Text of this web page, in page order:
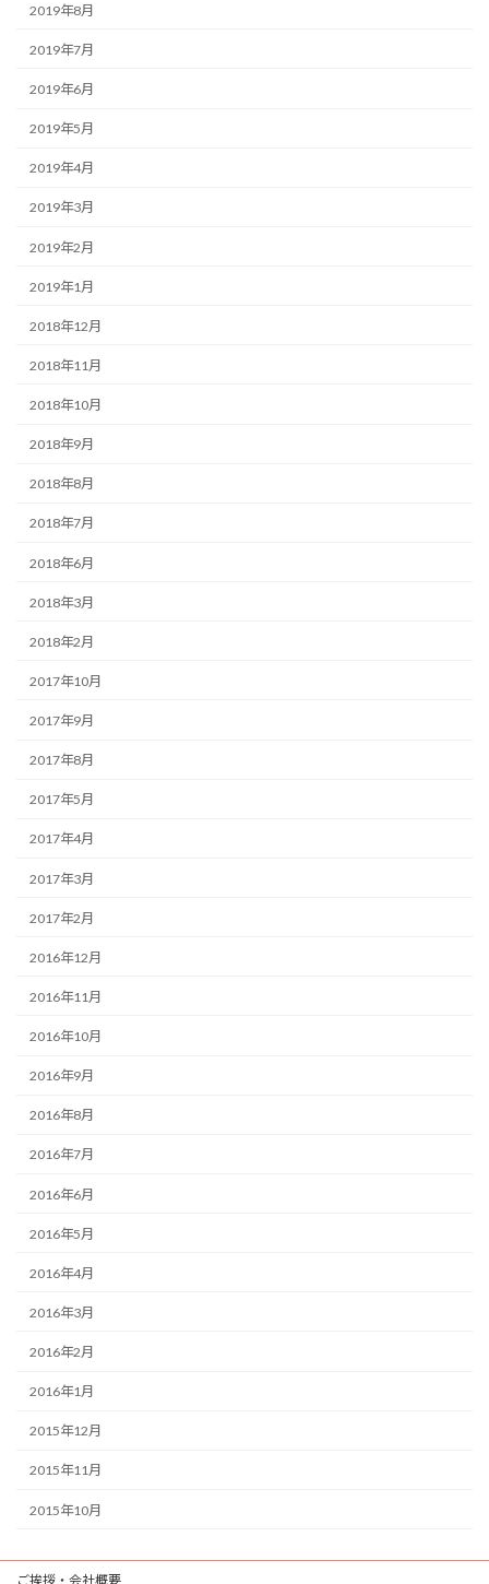
2019年8月
2019年7月
2019年6月
2019年5月
2019年4月
2019年3月
2019年2月
2019年1月
2018年12月
2018年11月
2018年10月
2018年9月
2018年8月
2018年7月
2018年6月
2018年3月
2018年2月
2017年10月
2017年9月
2017年8月
2017年5月
2017年4月
2017年3月
2017年2月
2016年12月
2016年11月
2016年10月
2016年9月
2016年8月
2016年7月
2016年6月
2016年5月
2016年4月
2016年3月
2016年2月
2016年1月
2015年12月
2015年11月
2015年10月
ご挨拶・会社概要